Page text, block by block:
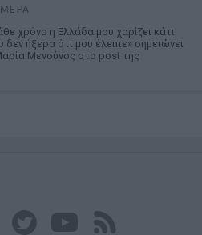
χρόνο η Ελλάδα μου χαρίζει κάτι
δεν ήξερα ότι μου έλειπε» σημειώνει
Μενούνος στο post της